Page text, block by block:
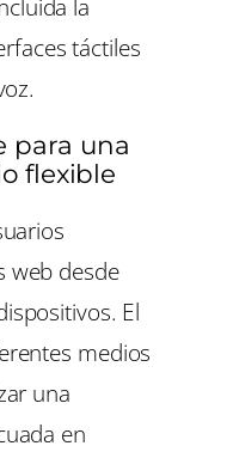
la
táctiles
para una
flexible
web desde
El
medios
una
en